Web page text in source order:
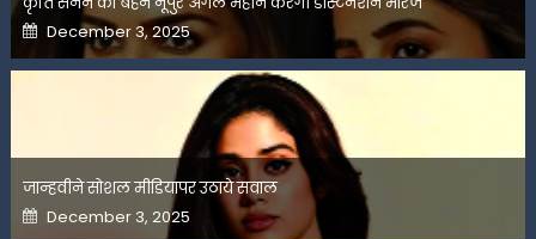
Posted
on
December 3, 2025
जान्हवीने सोशल मीडियापर उठाये सवाल
Posted
on
December 3, 2025